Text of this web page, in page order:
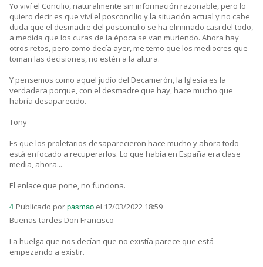
Yo viví el Concilio, naturalmente sin información razonable, pero lo
quiero decir es que viví el posconcilio y la situación actual y no cabe
duda que el desmadre del posconcilio se ha eliminado casi del todo,
a medida que los curas de la época se van muriendo. Ahora hay
otros retos, pero como decía ayer, me temo que los mediocres que
toman las decisiones, no estén a la altura.
Y pensemos como aquel judío del Decamerón, la Iglesia es la
verdadera porque, con el desmadre que hay, hace mucho que
habría desaparecido.
Tony
Es que los proletarios desaparecieron hace mucho y ahora todo
está enfocado a recuperarlos. Lo que había en España era clase
media, ahora...
El enlace que pone, no funciona.
4.Publicado por pasmao el 17/03/2022 18:59
Buenas tardes Don Francisco
La huelga que nos decían que no existía parece que está
empezando a existir.